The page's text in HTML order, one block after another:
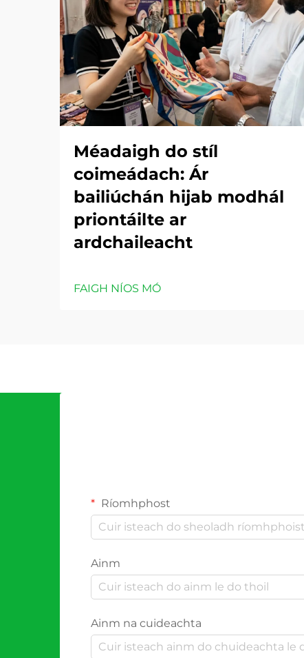
Méadaigh do stíl
coimeádach: Ár
bailiúchán hijab modhál
priontáilte ar
ardchaileacht
FAIGH NÍOS MÓ
Ríomhphost
Ainm
Ainm na cuideachta